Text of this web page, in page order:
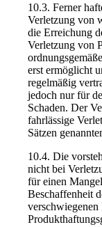
10.3. Ferner
Verletzung von
die Erreichung
Verletzung von
erst ermöglicht
regelmäßig
jedoch nur für
Schaden. Der
fahrlässige
Sätzen
10.4. Die
nicht bei
für einen
Beschaffenheit